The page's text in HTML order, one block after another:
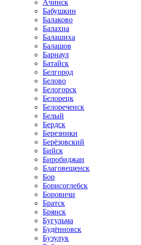
Ачинск
Бабушкин
Балаково
Балахна
Балашиха
Балашов
Барнаул
Батайск
Белгород
Белово
Белогорск
Белорецк
Белореченск
Белый
Бердск
Березники
Берёзовский
Бийск
Биробиджан
Благовещенск
Бор
Борисоглебск
Боровичи
Братск
Брянск
Бугульма
Будённовск
Бузулук